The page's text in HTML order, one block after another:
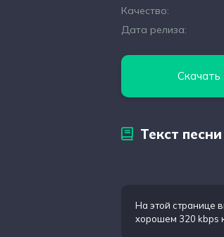
Качество:
Дата релиза:
Скачать
Текст
На этой странице
хорошем 320 kbps